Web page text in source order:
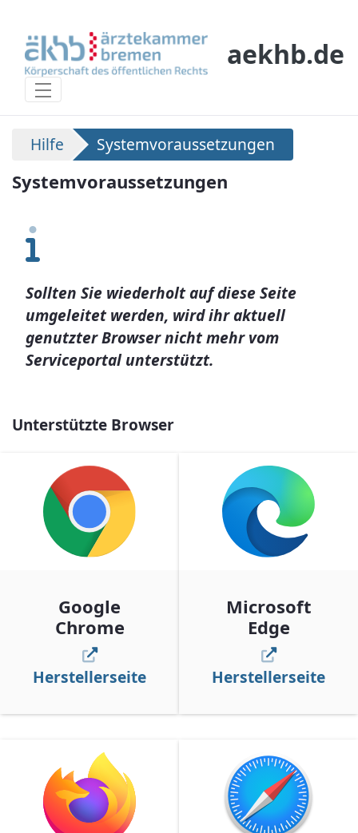
aekhb.de
Systemvoraussetzungen
Hilfe Systemvoraussetzungen
Systemvoraussetzungen
Sollten Sie wiederholt auf diese Seite
umgeleitet werden, wird ihr aktuell
genutzter Browser nicht mehr vom
Serviceportal unterstützt.
Unterstützte Browser
Google
Chrome
Herstellerseite
Microsoft
Edge
Herstellerseite